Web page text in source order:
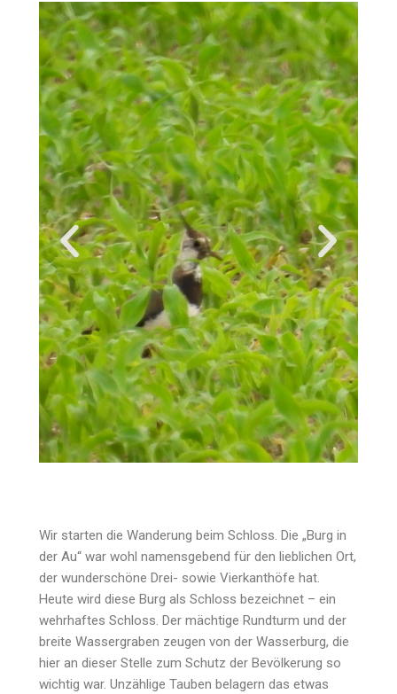
Wir starten die Wanderung beim Schloss. Die „Burg in
der Au“ war wohl namensgebend für den lieblichen Ort,
der wunderschöne Drei- sowie Vierkanthöfe hat.
Heute wird diese Burg als Schloss bezeichnet – ein
wehrhaftes Schloss. Der mächtige Rundturm und der
breite Wassergraben zeugen von der Wasserburg, die
hier an dieser Stelle zum Schutz der Bevölkerung so
wichtig war. Unzählige Tauben belagern das etwas